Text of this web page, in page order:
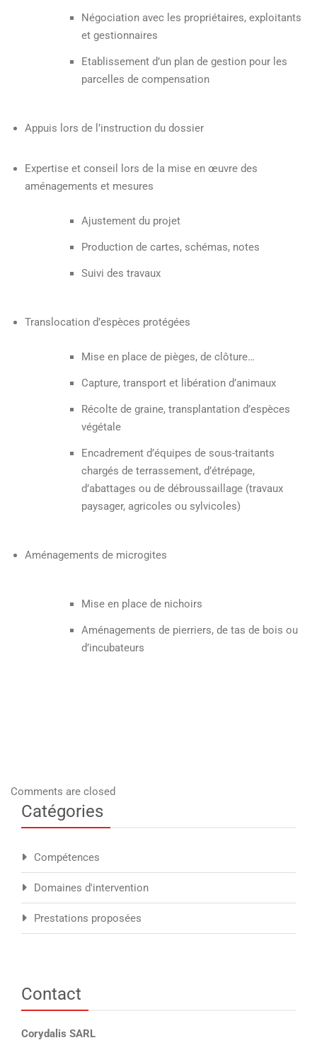
Négociation avec les propriétaires, exploitants
et gestionnaires
Etablissement d’un plan de gestion pour les
parcelles de compensation
Appuis lors de l’instruction du dossier
Expertise et conseil lors de la mise en œuvre des
aménagements et mesures
Ajustement du projet
Production de cartes, schémas, notes
Suivi des travaux
Translocation d’espèces protégées
Mise en place de pièges, de clôture…
Capture, transport et libération d’animaux
Récolte de graine, transplantation d’espèces
végétale
Encadrement d’équipes de sous-traitants
chargés de terrassement, d’étrépage,
d’abattages ou de débroussaillage (travaux
paysager, agricoles ou sylvicoles)
Aménagements de microgites
Mise en place de nichoirs
Aménagements de pierriers, de tas de bois ou
d’incubateurs
Comments are closed
Catégories
Compétences
Domaines d'intervention
Prestations proposées
Contact
Corydalis SARL